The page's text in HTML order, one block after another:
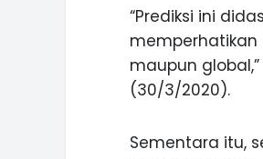
“Prediksi ini
memperhatikan
maupun
(30/3/2020).
Sementara itu,
JAGA